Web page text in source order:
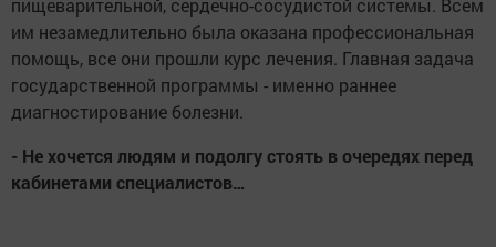
пищеварительной, сердечно-сосудистой системы. Всем
им незамедлительно была оказана профессиональная
помощь, все они прошли курс лечения. Главная задача
государственной программы - именно раннее
диагностирование болезни.
- Не хочется людям и подолгу стоять в очередях перед
кабинетами специалистов…